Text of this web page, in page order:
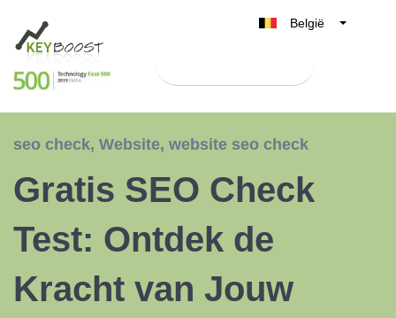
België
Nederland
España
seo check, Website, website seo check
Gratis SEO Check
Test: Ontdek de
Kracht van Jouw